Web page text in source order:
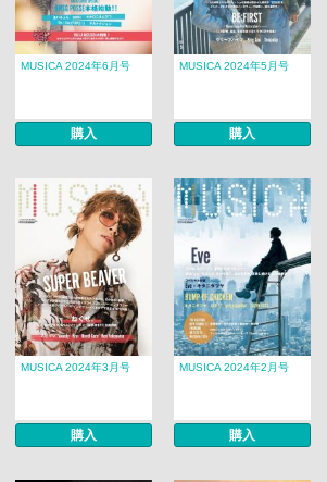
MUSICA 2024年6月号
購入
MUSICA 2024年5月号
購入
MUSICA 2024年3月号
購入
MUSICA 2024年2月号
購入